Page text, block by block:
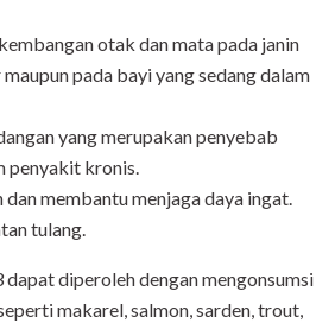
otak dan mata pada janin
pada bayi yang sedang dalam
yang merupakan penyebab
penyakit kronis.
membantu menjaga daya ingat.
tulang.
dapat diperoleh dengan mengonsumsi
makarel, salmon, sarden, trout,